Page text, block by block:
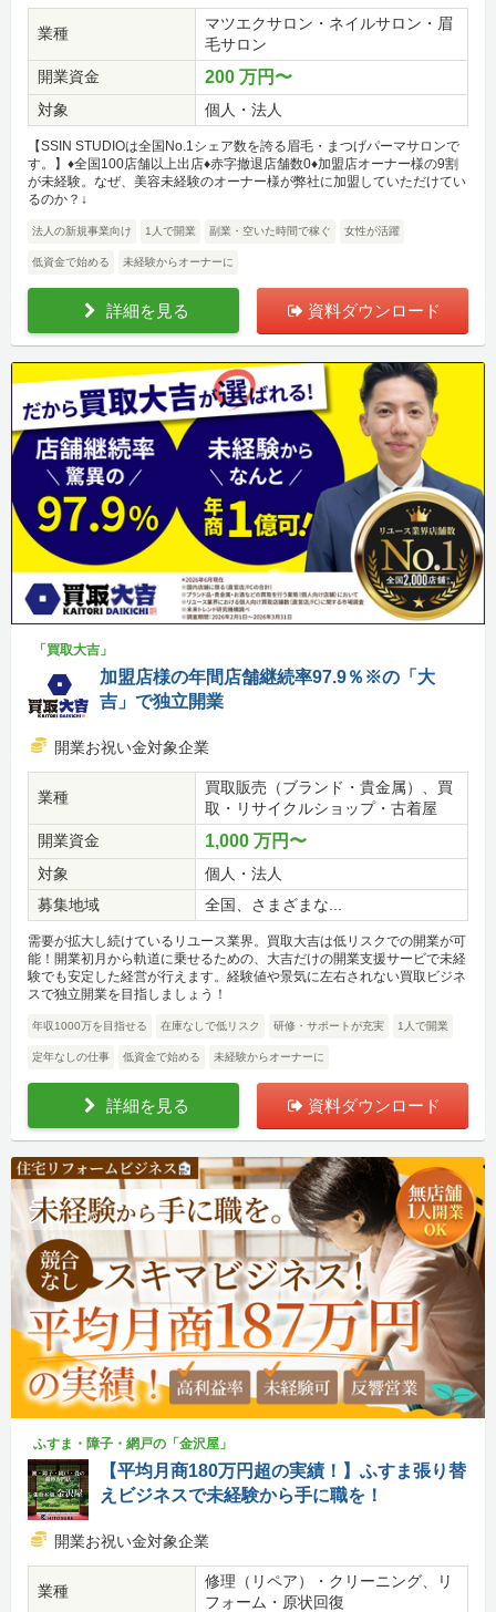
業種
マツエクサロン・ネイルサロン・眉
毛サロン
開業資金
200 万円〜
対象 個人・法人
【SSIN STUDIOは全国No.1シェア数を誇る眉毛・まつげパーマサロンで
す。】♦全国100店舗以上出店♦赤字撤退店舗数0♦加盟店オーナー様の9割
が未経験。なぜ、美容未経験のオーナー様が弊社に加盟していただけてい
るのか？↓
法人の新規事業向け 1人で開業 副業・空いた時間で稼ぐ 女性が活躍
低資金で始める 未経験からオーナーに
詳細を見る 資料ダウンロード
「買取大吉」
加盟店様の年間店舗継続率97.9％※の「大
吉」で独立開業
開業お祝い金対象企業
業種
買取販売（ブランド・貴金属）、買
取・リサイクルショップ・古着屋
開業資金
1,000 万円〜
対象
個人・法人
募集地域
全国、さまざまな...
需要が拡大し続けているリユース業界。買取大吉は低リスクでの開業が可
能！開業初月から軌道に乗せるための、大吉だけの開業支援サービで未経
験でも安定した経営が行えます。経験値や景気に左右されない買取ビジネ
スで独立開業を目指しましょう！
年収1000万を目指せる 在庫なしで低リスク 研修・サポートが充実 1人で開業
定年なしの仕事 低資金で始める 未経験からオーナーに
詳細を見る 資料ダウンロード
ふすま・障子・網戸の「金沢屋」
【平均月商180万円超の実績！】ふすま張り替
えビジネスで未経験から手に職を！
開業お祝い金対象企業
業種
修理（リペア）・クリーニング、リ
フォーム・原状回復